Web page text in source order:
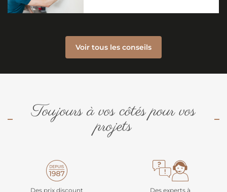
Voir tous les conseils
Toujours à vos côtés pour vos
projets
Des prix discount
Des experts à